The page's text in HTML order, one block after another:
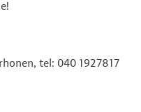
tel: 040 1927817